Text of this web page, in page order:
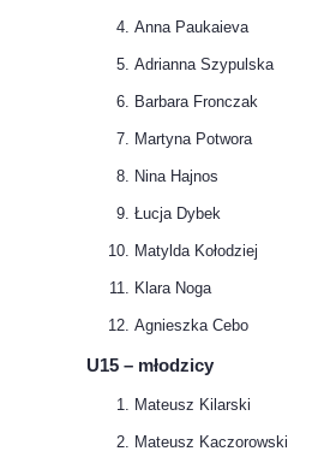
Anna Paukaieva
Adrianna Szypulska
Barbara Fronczak
Martyna Potwora
Nina Hajnos
Łucja Dybek
Matylda Kołodziej
Klara Noga
Agnieszka Cebo
U15 – młodzicy
Mateusz Kilarski
Mateusz Kaczorowski